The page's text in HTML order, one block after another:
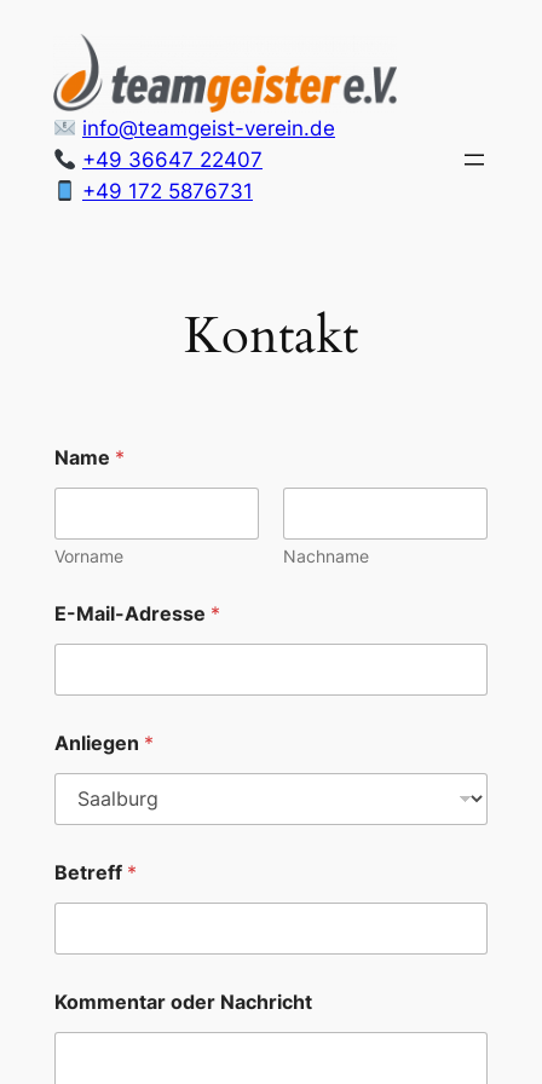
springen
info@teamgeist-verein.de
+49 36647 22407
+49 172 5876731
Kontakt
Name *
Vorname Nachname
E-Mail-Adresse *
Anliegen *
Betreff *
Kommentar oder Nachricht